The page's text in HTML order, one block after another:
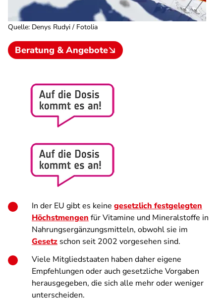
Quelle: Denys Rudyi / Fotolia
Beratung & Angebote
In der EU gibt es keine gesetzlich festgelegten
Höchstmengen für Vitamine und Mineralstoffe in
Nahrungsergänzungsmitteln, obwohl sie im
Gesetz schon seit 2002 vorgesehen sind.
Viele Mitgliedstaaten haben daher eigene
Empfehlungen oder auch gesetzliche Vorgaben
herausgegeben, die sich alle mehr oder weniger
unterscheiden.